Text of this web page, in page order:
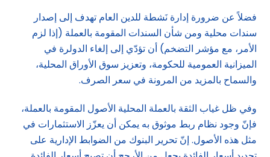
فضلاً عن ضرورة إدارة نَشطة للدين العام تهدف إلى إصدار
سندات محلية ومن شأن السندات المقومة بالعملة (إذا لزم
الأمر، مع مؤشر التضخم) أن تؤدّي إلى إلغاء الدولرة في
الميزانية العمومية للحكومة، وتعزيز سوق الأوراق المحلية،
والسماح بالمزيد من المرونة في سعر الصرف.
وفي ظل غياب الثقة بالعملة المحلية الأصول المقومة بالعملة،
فإنّ وجود نظام ربط موثوق به يمكن أن يعزّز الاستثمارات في
مثل هذه الأصول. إنّ تحرير البنوك من الضوابط الإدارية على